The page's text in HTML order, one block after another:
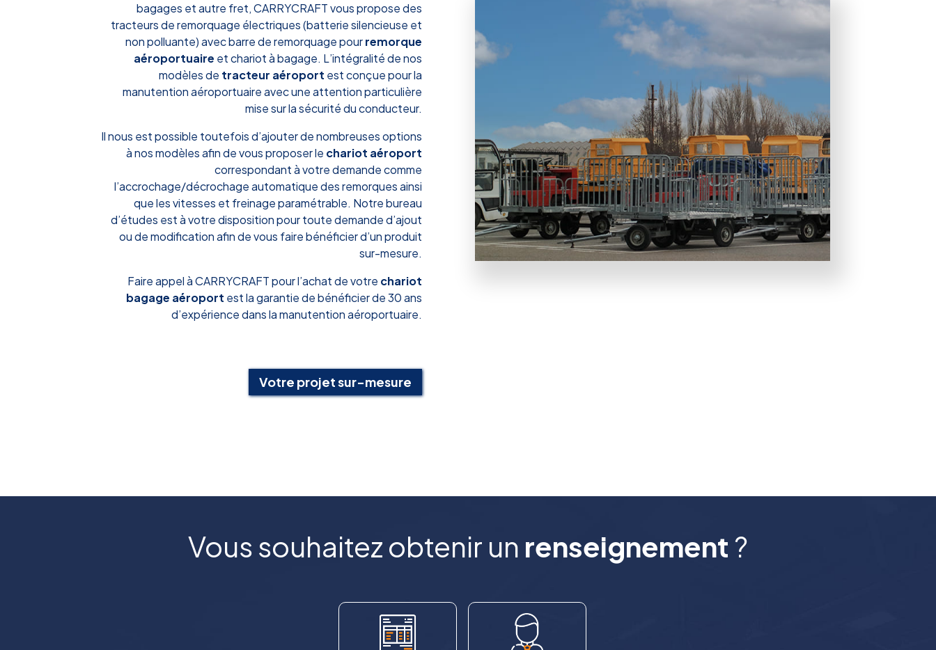
bagages et autre fret, CARRYCRAFT vous propose des
tracteurs de remorquage électriques (batterie silencieuse et
non polluante) avec barre de remorquage pourremorque
aéroportuaire et chariot à bagage. L’intégralité de nos
modèles de tracteur aéroport est conçue pour la
manutention aéroportuaire avec une attention particulière
mise sur la sécurité du conducteur.
Il nous est possible toutefois d’ajouter de nombreuses options
à nos modèles afin de vous proposer le chariot aéroport
correspondant à votre demande comme
l’accrochage/décrochage automatique des remorques ainsi
que les vitesses et freinage paramétrable. Notre bureau
d’études est à votre disposition pour toute demande d’ajout
ou de modification afin de vous faire bénéficier d’un produit
sur-mesure.
Faire appel à CARRYCRAFT pour l’achat de votre chariot
bagage aéroport est la garantie de bénéficier de 30 ans
d’expérience dans la manutention aéroportuaire.
Votre projet sur-mesure
Vous souhaitez obtenir un renseignement?